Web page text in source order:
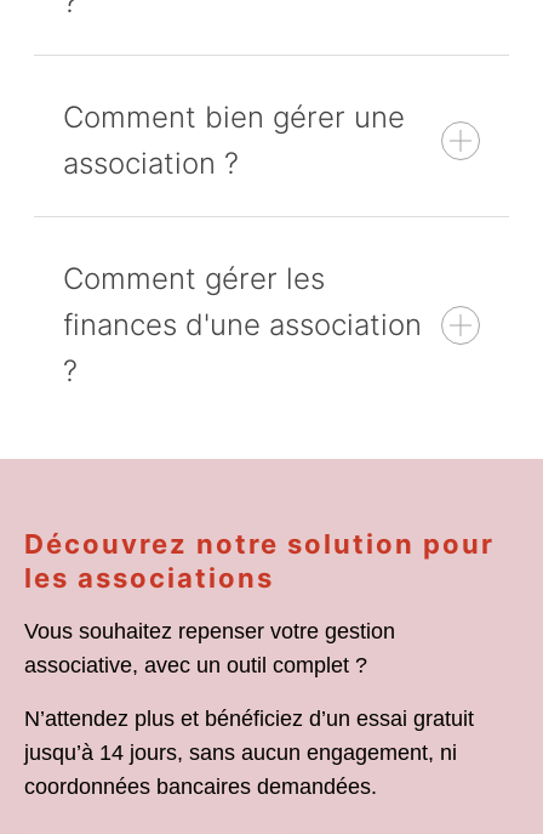
Comment bien gérer une
association ?
Comment gérer les
finances d'une association
?
Découvrez notre solution pour
les associations
Vous souhaitez repenser votre gestion
associative, avec un outil complet ?
N’attendez plus et bénéficiez d’un essai gratuit
jusqu’à 14 jours, sans aucun engagement, ni
coordonnées bancaires demandées.